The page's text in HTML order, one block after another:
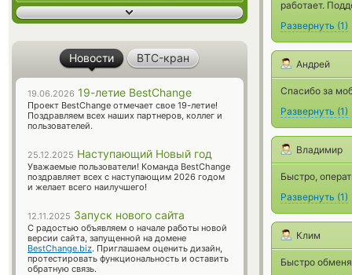
работает.
Развернуть (1)
Андрей
Спасибо за
Развернуть (1)
Владимир
Быстро,
Развернуть (1)
Клим
Быстро
Новости BTC-кран
19.06.2026 19-летие BestChange
Проект BestChange отмечает свое 19-летие!
Поздравляем всех наших партнеров, коллег и
пользователей.
25.12.2025 Наступающий Новый год
Уважаемые пользователи! Команда BestChange
поздравляет всех с наступающим 2026 годом
и желает всего наилучшего!
12.11.2025 Запуск нового сайта
С радостью объявляем о начале работы новой
версии сайта, запущенной на домене
BestChange.biz. Приглашаем оценить дизайн,
протестировать функциональность и оставить
обратную связь.